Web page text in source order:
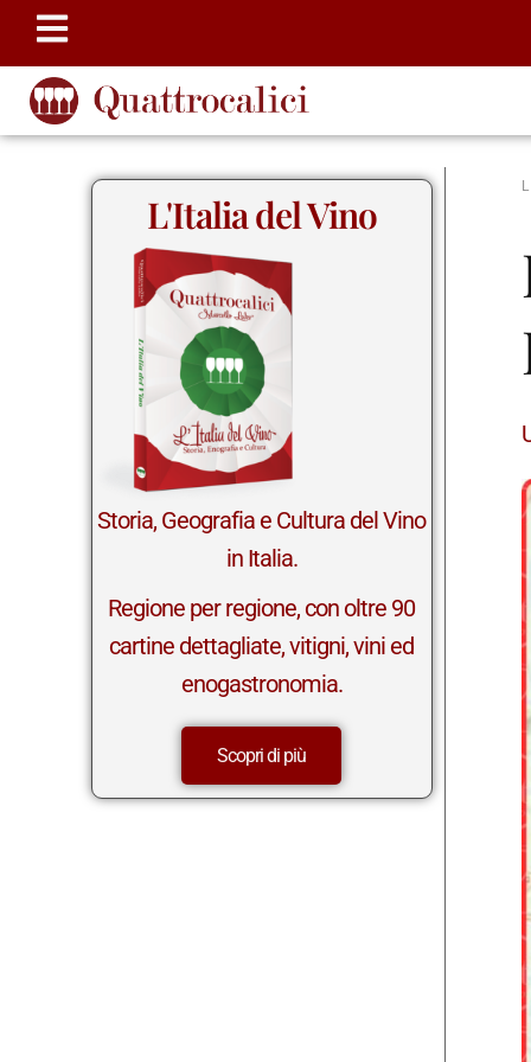
L'Italia del Vino
Storia, Geografia e Cultura del Vino
in Italia.
Regione per regione, con oltre 90
cartine dettagliate, vitigni, vini ed
enogastronomia.
Scopri di più